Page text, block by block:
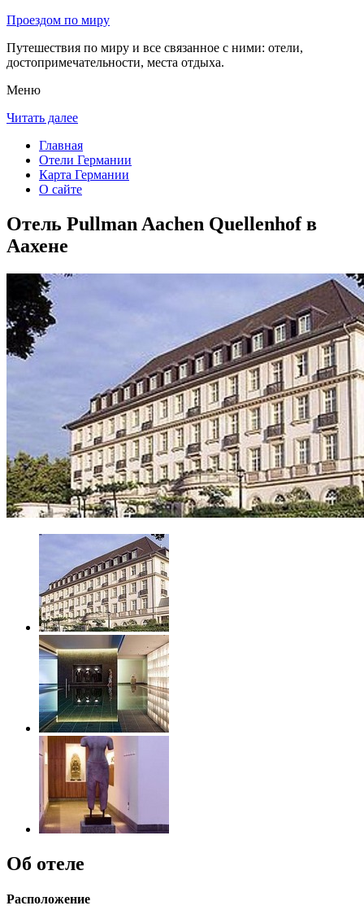
Проездом по миру
Путешествия по миру и все связанное с ними: отели,
достопримечательности, места отдыха.
Меню
Читать далее
Главная
Отели Германии
Карта Германии
О сайте
Отель Pullman Aachen Quellenhof в
Аахене
Об отеле
Расположение